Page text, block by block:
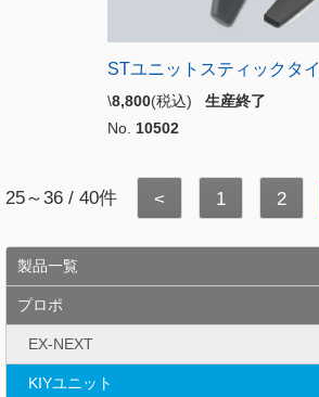
STユニットスティックタ
\8,800(税込) 生産終了
No. 10502
25～36 / 40件 < 1 2
製品一覧
プロポ
EX-NEXT
KIYユニット